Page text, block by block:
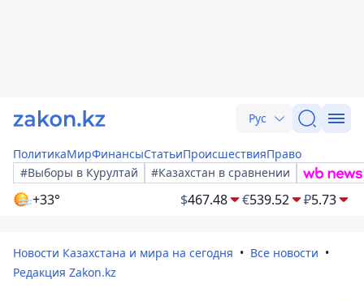
Рус
ПолитикаМирФинансыСтатьиПроисшествияПраво
#Выборы в Курултай
#Казахстан в сравнении
+33° $467.48 €539.52 ₽5.73
Новости Казахстана и мира на сегодня
Все новости
Редакция Zakon.kz